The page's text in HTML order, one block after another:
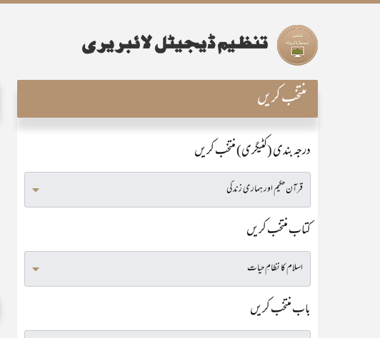
منتخب کریں
درجہ بندی (کٹیگری) منتخب کریں
کتاب منتخب کریں
باب منتخب کریں